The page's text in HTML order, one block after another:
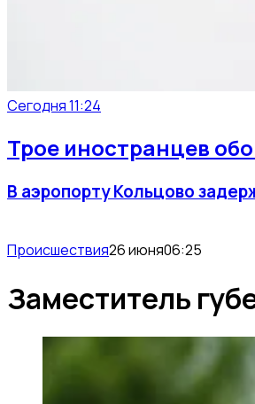
Сегодня 11:24
Трое иностранцев
В аэропорту Кольцово
Происшествия26 июня06:25
Заместитель